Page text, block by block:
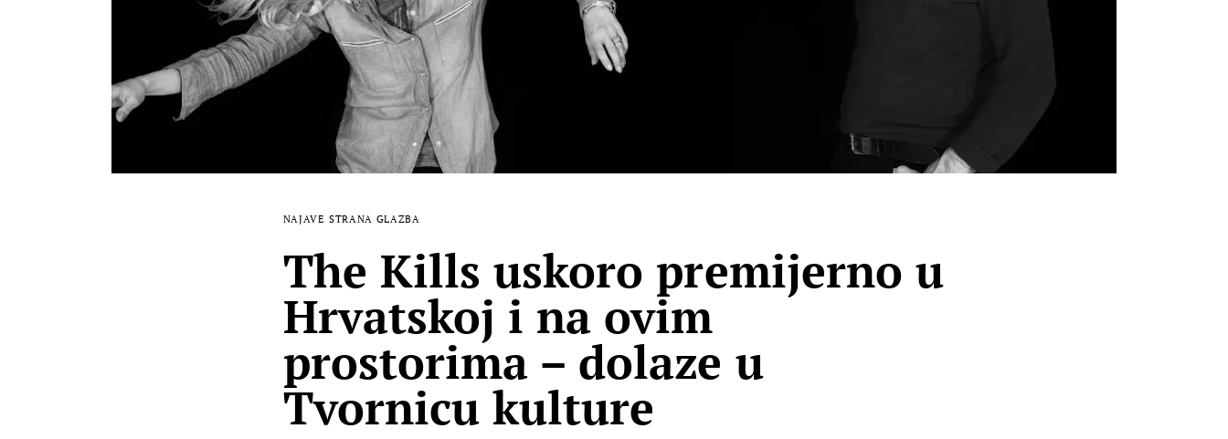
NAJAVE STRANA GLAZBA
The Kills uskoro premijerno u
Hrvatskoj i na ovim
prostorima – dolaze u
Tvornicu kulture